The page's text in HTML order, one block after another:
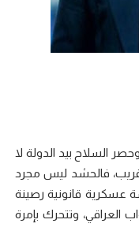
السلاح بيد الدولة لا
فالحشد ليس مجرد
عسكرية قانونية رصينة
العراقي، وتتحرك بإمرة